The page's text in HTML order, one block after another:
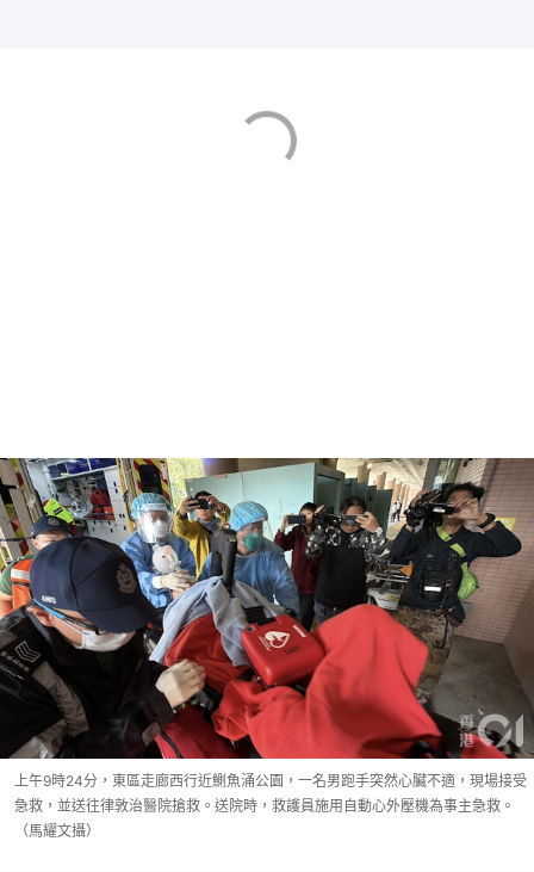
上午9時24分，東區走廊西行近鰂魚涌公園，一名男跑手突然心臟不適，現場接受
急救，並送往律敦治醫院搶救。送院時，救護員施用自動心外壓機為事主急救。
（馬耀文攝）